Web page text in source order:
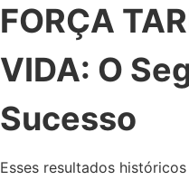
FORÇA
VIDA: O
Sucesso
Esses resultados